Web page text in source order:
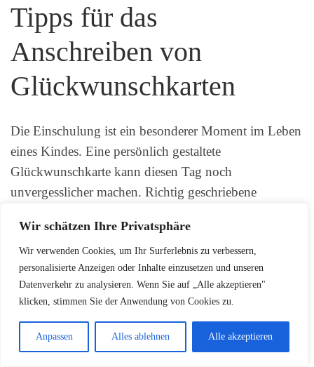
Wir schätzen Ihre Privatsphäre
Wir verwenden Cookies, um Ihr Surferlebnis zu verbessern,
personalisierte Anzeigen oder Inhalte einzusetzen und unseren
Datenverkehr zu analysieren. Wenn Sie auf „Alle akzeptieren"
klicken, stimmen Sie der Anwendung von Cookies zu.
Anpassen Alles ablehnen Alle akzeptieren
Tipps für das
Anschreiben von
Glückwunschkarten
Die Einschulung ist ein besonderer Moment im Leben
eines Kindes. Eine persönlich gestaltete
Glückwunschkarte kann diesen Tag noch
unvergesslicher machen. Richtig geschriebene
sehr man seine Freude und Unterstützung teilt.